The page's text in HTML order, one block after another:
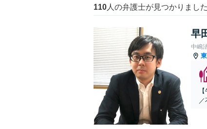
110 人の弁護士が見つかりました
早
中嶋